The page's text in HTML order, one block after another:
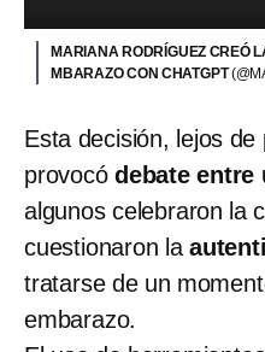
MARIANA RODRÍGUEZ CREÓ
MBARAZO CON CHATGPT
Esta decisión, lejos
provocó debate entre
algunos celebraron la
cuestionaron la
tratarse de un
embarazo.